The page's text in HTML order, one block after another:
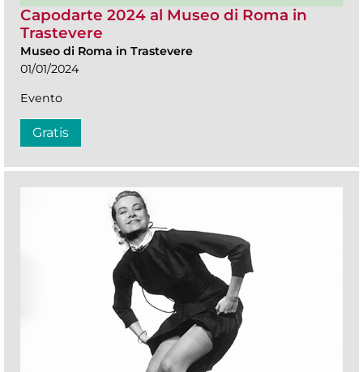
Capodarte 2024 al Museo di Roma in
Trastevere
Museo di Roma in Trastevere
01/01/2024
Evento
Gratis